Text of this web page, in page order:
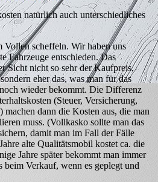
natürlich auch unterschiedliches
Vollen scheffeln. Wir haben uns
Fahrzeuge entschieden. Das
Sicht nicht so sehr der Kaufpreis,
eher das, was man für das
wieder bekommt. Die Differenz
(Steuer, Versicherung,
machen dann die Kosten aus, die man
muss. (Vollkasko sollte man das
damit man im Fall der Fälle
alte Qualitätsmobil kostet ca. die
Jahre später bekommt man immer
beim Verkauf, wenn es geplegt und